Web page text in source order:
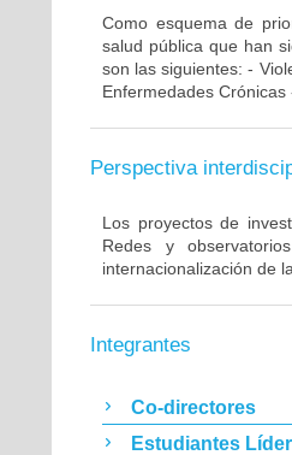
Como esquema de
salud pública que han
son las siguientes: -
Enfermedades
Perspectiva
Los proyectos de
Redes y
internacionalización de
Integrantes
Co-directores
Estudiantes